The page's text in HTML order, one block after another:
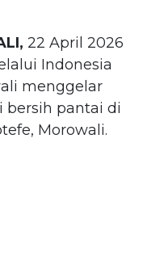
22 April 2026
Indonesia
menggelar
bersih pantai di
Morowali.